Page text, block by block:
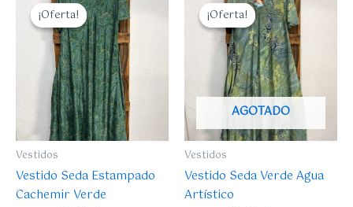
¡Oferta!
¡Oferta!
Vestidos
Vestido Seda Estampado
Cachemir Verde
precio
original
era:
35,00 €.
precio
actual
es:
28,00 €.
¡Oferta!
AGOTADO
¡Oferta!
Vestidos
Vestido Seda Verde Agua
Artístico
precio
original
era:
35,00 €.
precio
actual
es:
28,00 €.